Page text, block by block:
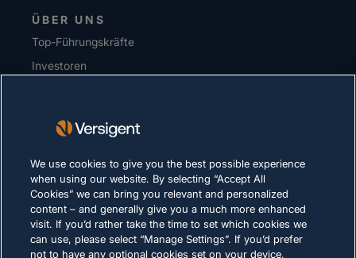
ÜBER UNS
Top-Führungskräfte
Investoren
DATENSCHUTZERKLÄRUNG
Impressum
Nutzungsbedingungen
We use cookies to give you the best possible experience
when using our website. By selecting “Accept All
Cookies” we can bring you relevant and personalized
content – and generally give you a much more enhanced
visit. If you’d rather take the time to set which cookies we
can use, please select “Manage Settings”. If you’d prefer
not to have any optional cookies set on your device,